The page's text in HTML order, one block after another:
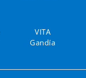
VITA
Gandía